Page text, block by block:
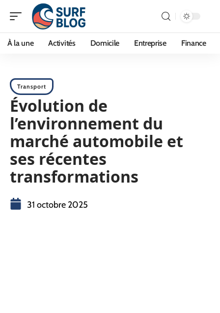
À la une Activités Domicile Entreprise Finance
Transport
Évolution de
l’environnement du
marché automobile et
ses récentes
transformations
31 octobre 2025